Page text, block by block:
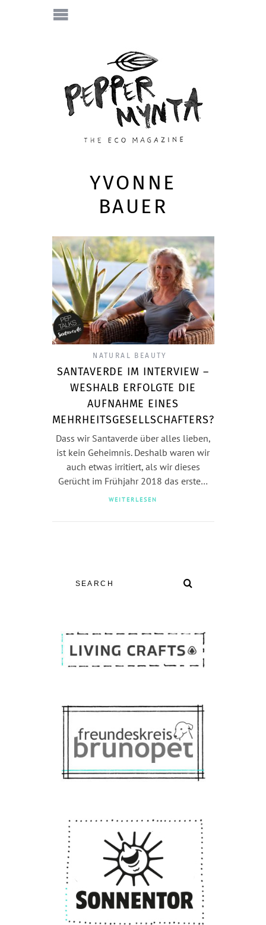
YVONNE
BAUER
NATURAL BEAUTY
SANTAVERDE IM INTERVIEW –
WESHALB ERFOLGTE DIE
AUFNAHME EINES
MEHRHEITSGESELLSCHAFTERS?
Dass wir Santaverde über alles lieben,
ist kein Geheimnis. Deshalb waren wir
auch etwas irritiert, als wir dieses
Gerücht im Frühjahr 2018 das erste…
WEITERLESEN